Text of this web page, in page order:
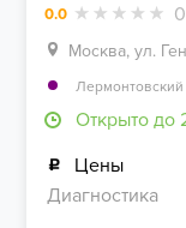
0.0 0
Москва, ул.
Лермонтовский
Открыто до
Цены
Диагностика